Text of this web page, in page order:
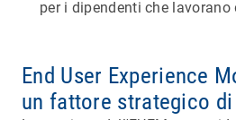
per i dipendenti che lavorano
End User Experience
un fattore strategico